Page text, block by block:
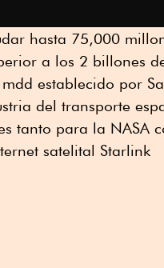
hasta 75,000
a los 2 billones
establecido por
del transporte
tanto para la NASA
satelital Starlink